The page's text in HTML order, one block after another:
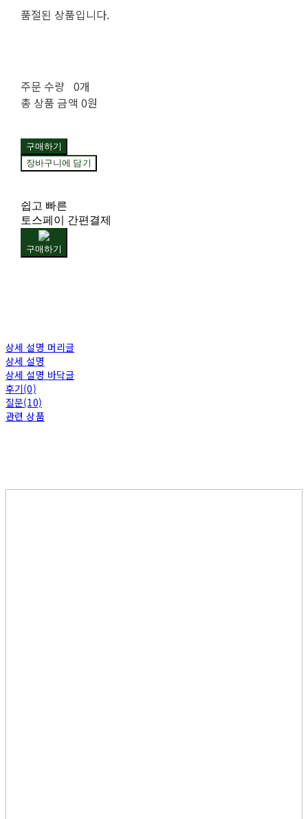
품절된 상품입니다.
주문 수량 0개
총 상품 금액 0원
구매하기
장바구니에 담기
쉽고 빠른
토스페이 간편결제
구매하기
상세 설명 머리글
상세 설명
상세 설명 바닥글
후기(0)
질문(10)
관련 상품